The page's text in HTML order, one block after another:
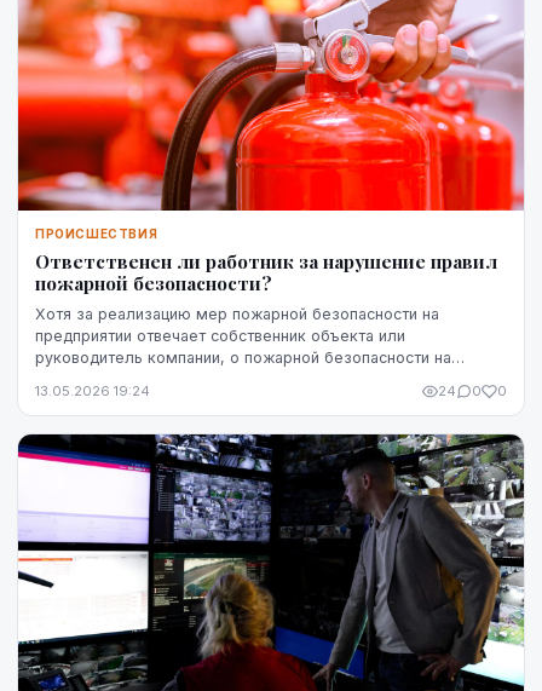
ПРОИСШЕСТВИЯ
Ответственен ли работник за нарушение правил
пожарной безопасности?
Хотя за реализацию мер пожарной безопасности на
предприятии отвечает собственник объекта или
руководитель компании, о пожарной безопасности на
работников ...
13.05.2026 19:24 24 0 0